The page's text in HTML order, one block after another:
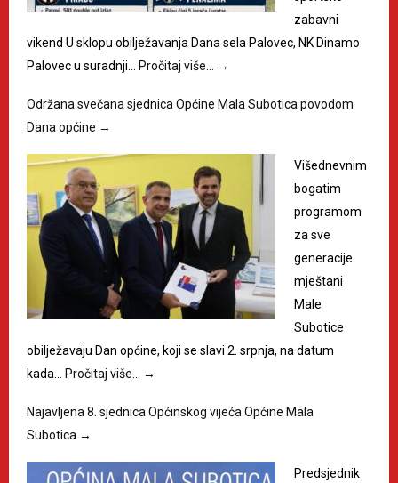
zabavni
vikend U sklopu obilježavanja Dana sela Palovec, NK Dinamo
Palovec u suradnji… Pročitaj više… →
Održana svečana sjednica Općine Mala Subotica povodom
Dana općine →
Višednevnim
bogatim
programom
za sve
generacije
mještani
Male
Subotice
obilježavaju Dan općine, koji se slavi 2. srpnja, na datum
kada… Pročitaj više… →
Najavljena 8. sjednica Općinskog vijeća Općine Mala
Subotica →
Predsjednik